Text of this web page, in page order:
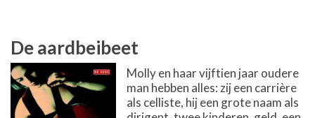
De aardbeibeet
Molly en haar vijftien jaar oudere
man hebben alles: zij een carrière
als celliste, hij een grote naam als